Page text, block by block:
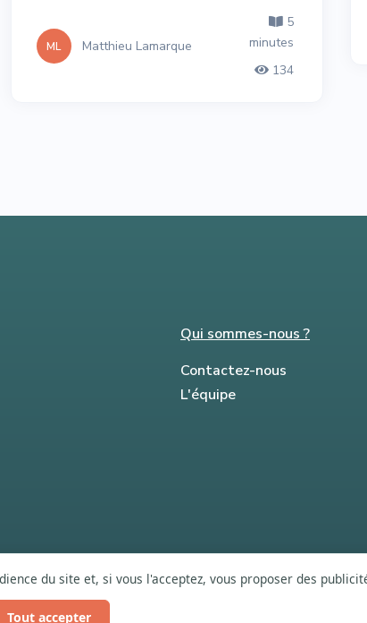
ML Matthieu Lamarque
5
minutes
134
Qui sommes-nous ?
Contactez-nous
L'équipe
du site et, si vous l'acceptez, vous proposer des
Tout accepter